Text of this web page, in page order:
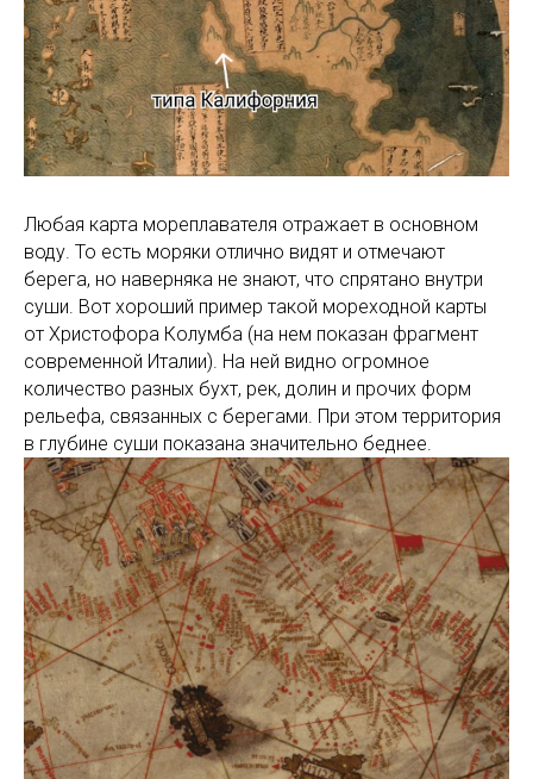
Любая карта мореплавателя отражает в основном
воду. То есть моряки отлично видят и отмечают
берега, но наверняка не знают, что спрятано внутри
суши. Вот хороший пример такой мореходной карты
от Христофора Колумба (на нем показан фрагмент
современной Италии). На ней видно огромное
количество разных бухт, рек, долин и прочих форм
рельефа, связанных с берегами. При этом территория
в глубине суши показана значительно беднее.